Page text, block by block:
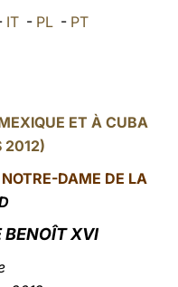
العربيّة IT - PL - PT
ET À CUBA
2012)
DAME DE LA
BENOÎT XVI